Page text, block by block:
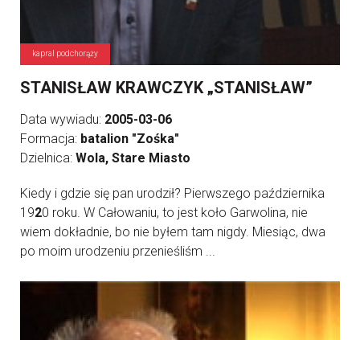
kapral podchorąży
STANISŁAW KRAWCZYK „STANISŁAW”
Data wywiadu: 2005-03-06
Formacja: batalion "Zośka"
Dzielnica: Wola, Stare Miasto
Kiedy i gdzie się pan urodził? Pierwszego października
1920 roku. W Całowaniu, to jest koło Garwolina, nie
wiem dokładnie, bo nie byłem tam nigdy. Miesiąc, dwa
po moim urodzeniu przenieśliśm ...